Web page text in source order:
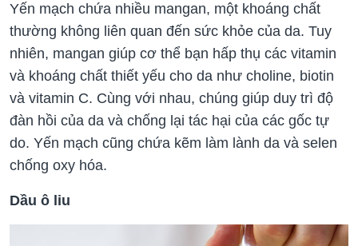
Yến mạch chứa nhiều mangan, một khoáng chất
thường không liên quan đến sức khỏe của da. Tuy
nhiên, mangan giúp cơ thể bạn hấp thụ các vitamin
và khoáng chất thiết yếu cho da như choline, biotin
và vitamin C. Cùng với nhau, chúng giúp duy trì độ
đàn hồi của da và chống lại tác hại của các gốc tự
do. Yến mạch cũng chứa kẽm làm lành da và selen
chống oxy hóa.
Dầu ô liu